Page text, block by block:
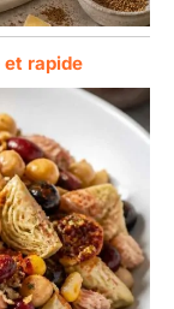
et rapide